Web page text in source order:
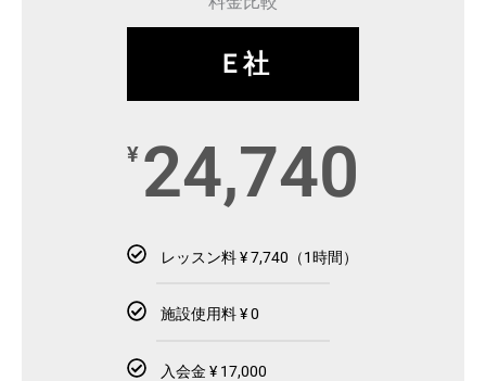
Ｅ社
¥ 24,740
レッスン料 ¥ 7,740（1時間）
施設使用料 ¥ 0
入会金 ¥ 17,000